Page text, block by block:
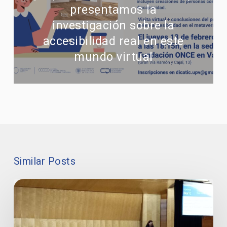
presentamos la
investigación sobre la
accesibilidad real en este
mundo virtual
Similar Posts
Más
artistas